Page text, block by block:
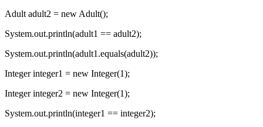
Adult adult2 = new Adult();
System.out.println(adult1 == adult2);
System.out.println(adult1.equals(adult2));
Integer integer1 = new Integer(1);
Integer integer2 = new Integer(1);
System.out.println(integer1 == integer2);